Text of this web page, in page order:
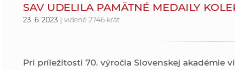
SAV UDELILA PAMÄTNÉ MEDAILY
23. 6. 2023 | videné 2746-krát
Pri príležitosti 70. výročia Slovenskej akadémie